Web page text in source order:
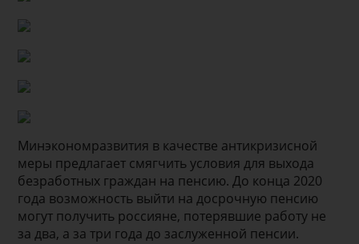
Минэкономразвития в качестве антикризисной
меры предлагает смягчить условия для выхода
безработных граждан на пенсию. До конца 2020
года возможность выйти на досрочную пенсию
могут получить россияне, потерявшие работу не
за два, а за три года до заслуженной пенсии.